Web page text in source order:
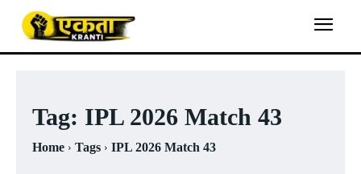
Tag: IPL 2026 Match 43
Home Tags IPL 2026 Match 43